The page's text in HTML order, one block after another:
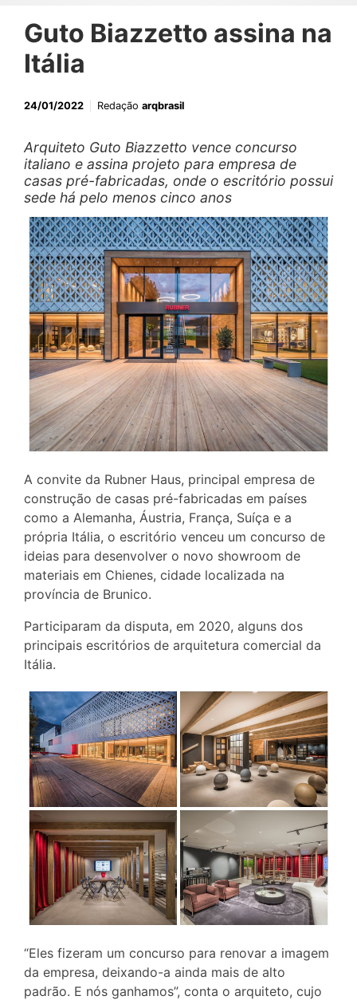
Guto Biazzetto assina na
Itália
24/01/2022 Redação arqbrasil
Arquiteto Guto Biazzetto vence concurso
italiano e assina projeto para empresa de
casas pré-fabricadas, onde o escritório possui
sede há pelo menos cinco anos
A convite da Rubner Haus, principal empresa de
construção de casas pré-fabricadas em países
como a Alemanha, Áustria, França, Suíça e a
própria Itália, o escritório venceu um concurso de
ideias para desenvolver o novo showroom de
materiais em Chienes, cidade localizada na
província de Brunico.
Participaram da disputa, em 2020, alguns dos
principais escritórios de arquitetura comercial da
Itália.
“Eles fizeram um concurso para renovar a imagem
da empresa, deixando-a ainda mais de alto
padrão. E nós ganhamos”, conta o arquiteto, cujo